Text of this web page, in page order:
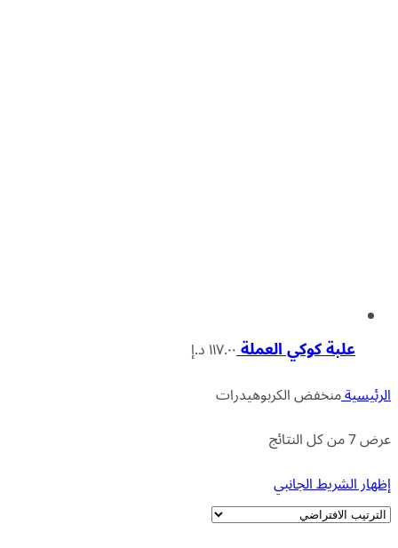
علبة كوكي العملة١١٧.٠٠د.إ
الرئيسيةمنخفض الكربوهيدرات
عرض ⁦7⁩ من كل النتائج
إظهار الشريط الجانبي